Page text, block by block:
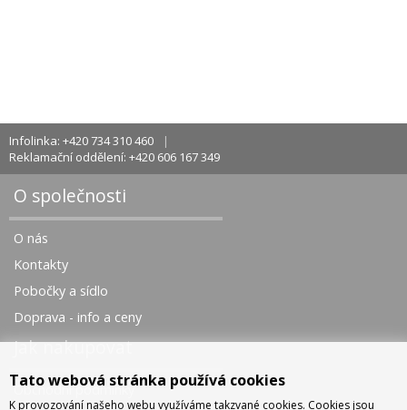
Infolinka: +420 734 310 460
Reklamační oddělení: +420 606 167 349
O společnosti
O nás
Kontakty
Pobočky a sídlo
Doprava - info a ceny
Jak nakupovat
Obchodní podmínky
Tato webová stránka používá cookies
K provozování našeho webu využíváme takzvané cookies. Cookies jsou